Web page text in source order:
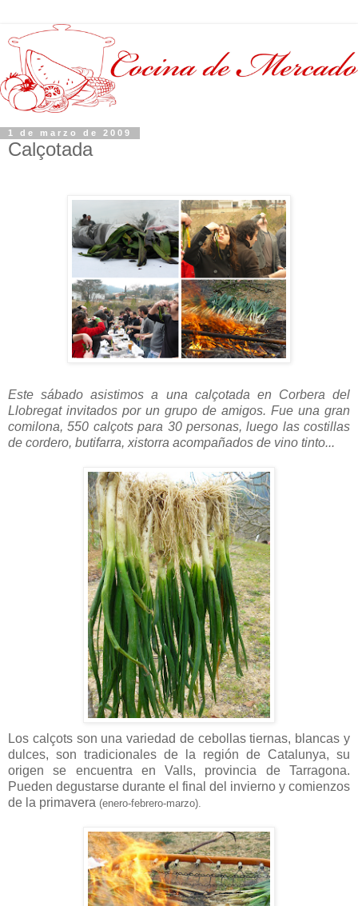
1 de marzo de 2009
Calçotada
Este sábado asistimos a una calçotada en Corbera del
Llobregat invitados por un grupo de amigos. Fue una gran
comilona, 550 calçots para 30 personas, luego las costillas
de cordero, butifarra, xistorra acompañados de vino tinto...
Los calçots son una variedad de cebollas tiernas, blancas y
dulces, son tradicionales de la región de Catalunya, su
origen se encuentra en Valls, provincia de Tarragona.
Pueden degustarse durante el final del invierno y comienzos
de la primavera (enero-febrero-marzo).